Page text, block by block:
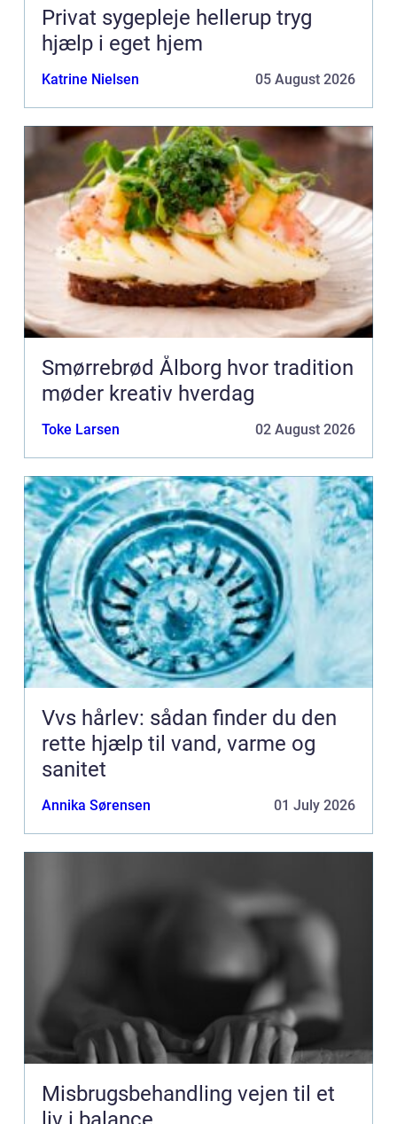
Privat sygepleje hellerup tryg
hjælp i eget hjem
Katrine Nielsen 05 August 2026
Smørrebrød Ålborg hvor tradition
møder kreativ hverdag
Toke Larsen 02 August 2026
Vvs hårlev: sådan finder du den
rette hjælp til vand, varme og
sanitet
Annika Sørensen 01 July 2026
Misbrugsbehandling vejen til et